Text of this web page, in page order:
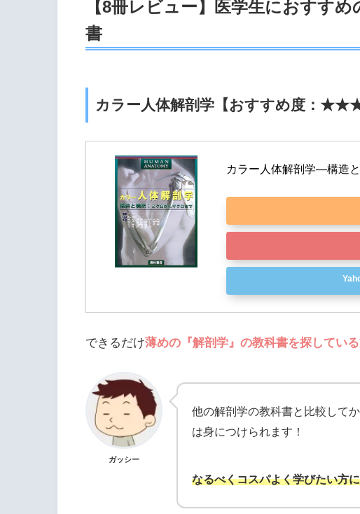
【8冊レビュー】医学生におすす
書
カラー人体解剖学【おすすめ度：
カラー人体解剖学―構造
できるだけ薄めの『解剖学』の教科書を探している
ガッシー
他の解剖学の教科書と比較して
は身につけられます！
なるべくコスパよく学びたい方